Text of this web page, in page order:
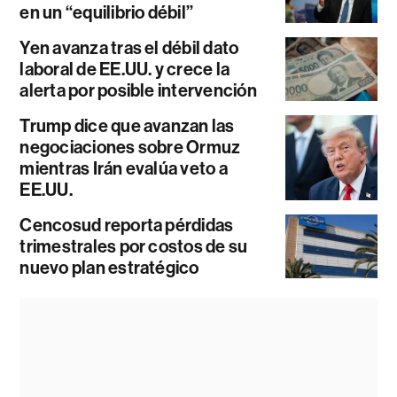
en un “equilibrio débil”
Yen avanza tras el débil dato
laboral de EE.UU. y crece la
alerta por posible intervención
Trump dice que avanzan las
negociaciones sobre Ormuz
mientras Irán evalúa veto a
EE.UU.
Cencosud reporta pérdidas
trimestrales por costos de su
nuevo plan estratégico